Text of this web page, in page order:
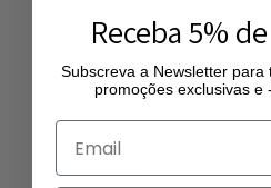
Receba 5%
Subscreva a Newsletter para
promoções exclusivas e